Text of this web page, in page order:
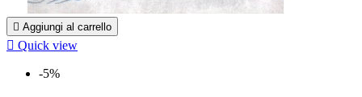
 Aggiungi al carrello
 Quick view
-5%